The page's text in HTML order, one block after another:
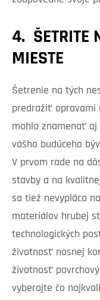
4. ŠETRITE
MIESTE
Šetrenie na tých
predražiť opravami
mohlo znamenať
vášho budúceho
V prvom rade na
stavby a na
sa tiež nevypláca
materiálov hrubej
technologických
životnosť nosnej
životnosť
vyberajte čo